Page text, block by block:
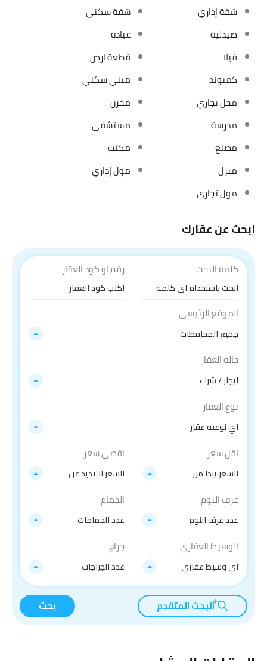
شقة إداري
شقة سكني
صيدلية
عيادة
فيلا
قطعة ارض
كمبوند
مبني سكني
محل تجاري
مخزن
مدرسة
مستشفي
مصنع
مكتب
منزل
مول إداري
مول تجاري
ابحث عن عقارك
كلمة البحث رقم او كود العقار
الموقع الرئيسي
جميع المحافظات
حاله العقار
ايجار / شراء
نوع العقار
اي نوعيه عقار
اقل سعر
السعر يبدا من
اقصي سعر
السعر لا يذيد عن
غرف النوم
عدد غرف النوم
الجمام
عدد الحمامات
الوسيط العقاري
اي وسيط عقاري
جراج
عدد الجراجات
البحث المتقدم بحث